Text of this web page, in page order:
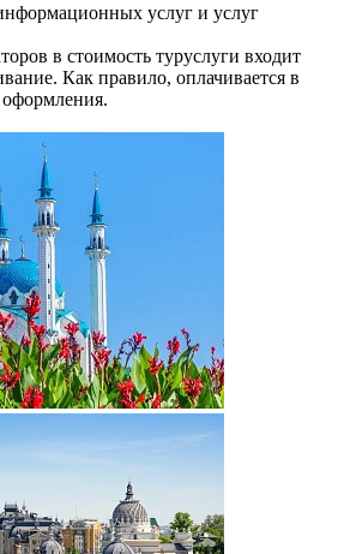
услуг и услуг
в стоимость туруслуги входит
Как правило, оплачивается в